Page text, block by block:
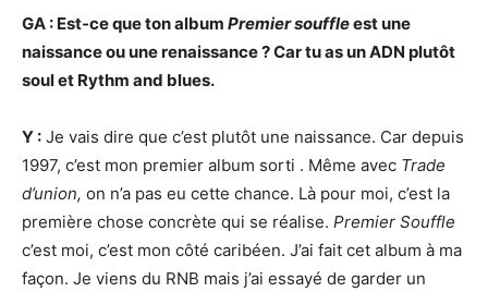
GA : Est-ce que ton album Premier souffleest une
naissance ou une renaissance?Car tu as un ADN plutôt
soul et Rythm and blues.
Y : Je vais dire que c’est plutôt une naissance. Car depuis
1997, c’est mon premier album sorti . Même avec Trade
d’union, on n’a pas eu cette chance. Là pour moi, c’est la
première chose concrète qui se réalise. Premier Souffle
c’est moi, c’est mon côté caribéen. J’ai fait cet album à ma
façon. Je viens du RNB mais j’ai essayé de garder un